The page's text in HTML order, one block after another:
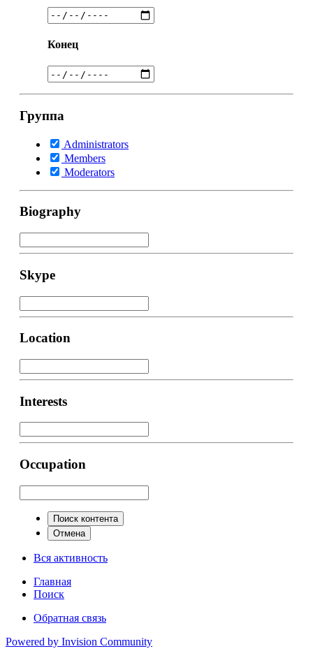
Конец
Группа
Administrators
Members
Moderators
Biography
Skype
Location
Interests
Occupation
Поиск контента
Отмена
Вся активность
Главная
Поиск
Обратная связь
Powered by Invision Community